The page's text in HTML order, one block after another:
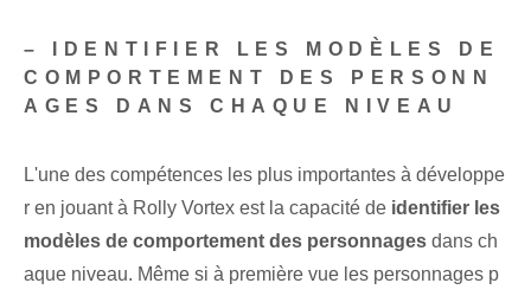
– IDENTIFIER LES MODÈLES DE
COMPORTEMENT DES PERSONN
AGES DANS CHAQUE NIVEAU
L'une des compétences les plus importantes à développe
r en jouant à Rolly Vortex est la capacité de identifier les
‌modèles de⁢ comportement des ⁤personnages dans ch
aque niveau.⁤ Même si à première vue les personnages p